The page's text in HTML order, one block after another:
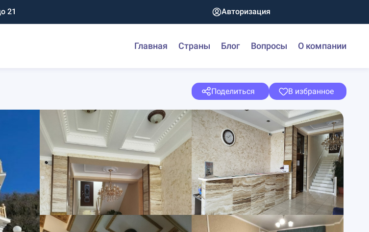
21 Авторизация
Главная Страны Блог Вопросы О компании
Поделиться В избранное